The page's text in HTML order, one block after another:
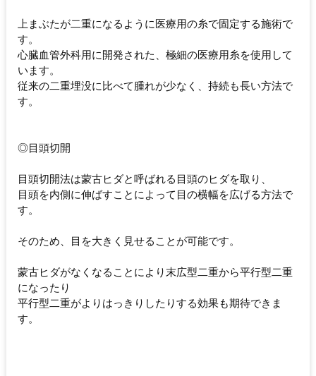
上まぶたが二重になるように医療用の糸で固定する施術で
す。
心臓血管外科用に開発された、極細の医療用糸を使用して
います。
従来の二重埋没に比べて腫れが少なく、持続も長い方法で
す。
◎目頭切開
目頭切開法は蒙古ヒダと呼ばれる目頭のヒダを取り、
目頭を内側に伸ばすことによって目の横幅を広げる方法で
す。
そのため、目を大きく見せることが可能です。
蒙古ヒダがなくなることにより末広型二重から平行型二重
になったり
平行型二重がよりはっきりしたりする効果も期待できま
す。